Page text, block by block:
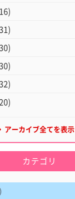
アーカイブ全てを表示
カテゴリ